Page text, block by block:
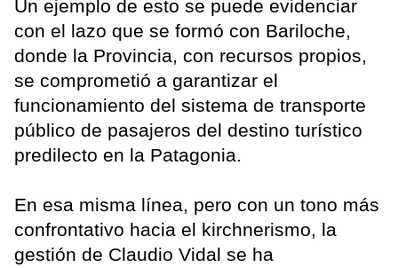
Un ejemplo de esto se puede evidenciar
con el lazo que se formó con Bariloche,
donde la Provincia, con recursos propios,
se comprometió a garantizar el
funcionamiento del sistema de transporte
público de pasajeros del destino turístico
predilecto en la Patagonia.
En esa misma línea, pero con un tono más
confrontativo hacia el kirchnerismo, la
gestión de Claudio Vidal se ha